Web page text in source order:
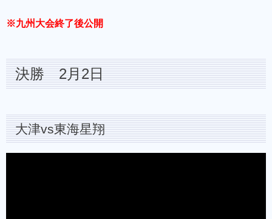
※九州大会終了後公開
決勝 2月2日
大津vs東海星翔